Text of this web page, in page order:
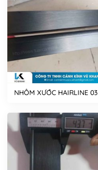
NHÔM XƯỚC HAIRLINE 03